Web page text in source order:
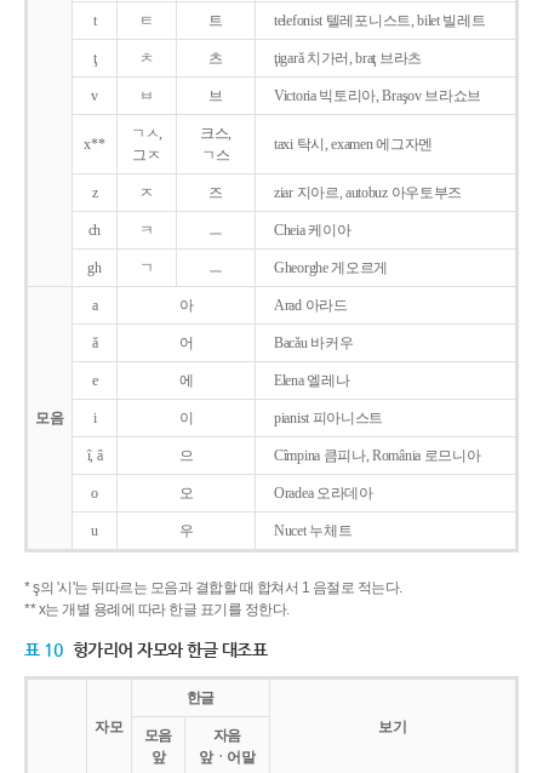
t ㅌ 트 telefonist 텔레포니스트, bilet 빌레트
ţ ㅊ 츠 ţigarǎ 치가러, braţ 브라츠
v ㅂ 브 Victoria 빅토리아, Braşov 브라쇼브
x**
ㄱㅅ,
그ㅈ
크스,
ㄱ스
taxi 탁시, examen 에그자멘
z ㅈ 즈 ziar 지아르, autobuz 아우토부즈
ch ㅋ ㅡ Cheia 케이아
gh ㄱ ㅡ Gheorghe 게오르게
모음
a 아 Arad 아라드
ǎ 어 Bacǎu 바커우
e 에 Elena 엘레나
i 이 pianist 피아니스트
î, â 으 Cîmpina 큼피나, România 로므니아
o 오 Oradea 오라데아
u 우 Nucet 누체트
* ş의 '시'는 뒤따르는 모음과 결합할 때 합쳐서 1 음절로 적는다.
** x는 개별 용례에 따라 한글 표기를 정한다.
표 10 헝가리어 자모와 한글 대조표
자모
한글
보기
모음
앞
자음
앞ㆍ어말